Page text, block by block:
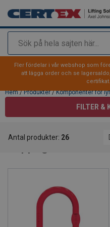
Sök
tillagd i varukorg
Fler fördelar i vår webshop som
att lägga order och se
certifikat.
Hem/Produkter/Komponenter för
FILTER &
Här hittar du öglor som
kritiska länken i ett
professionell industriell
säkerhet, flexibilitet och
det enkelt att bygga rätt
Antal produkter: 26